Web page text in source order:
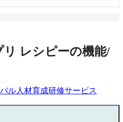
リ レシピーの機能/
ル人材育成研修サービス